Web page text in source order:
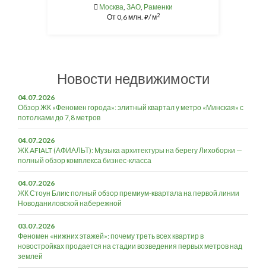
Москва, ЗАО, Раменки
От0,6 млн. ⃏/ м2
Новости недвижимости
04.07.2026
Обзор ЖК «Феномен города»: элитный квартал у метро «Минская» с
потолками до 7,8 метров
04.07.2026
ЖК AFIALT (АФИАЛЬТ): Музыка архитектуры на берегу Лихоборки —
полный обзор комплекса бизнес-класса
04.07.2026
ЖК Стоун Блик: полный обзор премиум-квартала на первой линии
Новоданиловской набережной
03.07.2026
Феномен «нижних этажей»: почему треть всех квартир в
новостройках продается на стадии возведения первых метров над
землей